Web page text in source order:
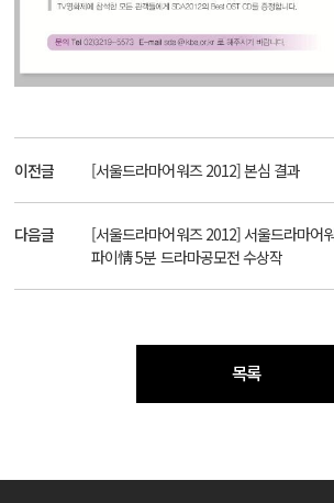
이전글 [서울드라마어워즈 2012] 본심 결과
다음글
[서울드라마어워즈 2012] 서울드라마어
파이情 5분 드라마공모전 수상작
목록